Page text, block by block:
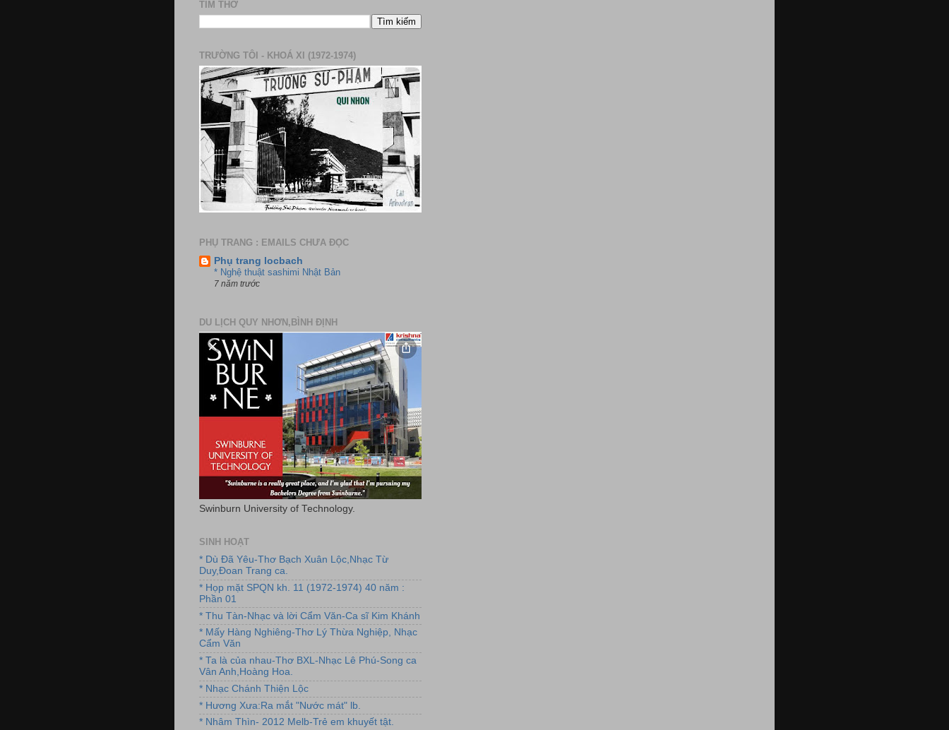
TÌM THƠ
TRƯỜNG TÔI - KHOÁ XI (1972-1974)
PHỤ TRANG : EMAILS CHƯA ĐỌC
Phụ trang locbach
* Nghệ thuật sashimi Nhật Bản
7 năm trước
DU LỊCH QUY NHƠN,BÌNH ĐỊNH
Swinburn University of Technology.
SINH HOẠT
* Dù Đã Yêu-Thơ Bạch Xuân Lộc,Nhạc Từ
Duy,Đoan Trang ca.
* Họp mặt SPQN kh. 11 (1972-1974) 40 năm :
Phần 01
* Thu Tàn-Nhạc và lời Cẩm Văn-Ca sĩ Kim Khánh
* Mấy Hàng Nghiêng-Thơ Lý Thừa Nghiệp, Nhạc
Cẩm Văn
* Ta là của nhau-Thơ BXL-Nhạc Lê Phú-Song ca
Vân Anh,Hoàng Hoa.
* Nhạc Chánh Thiện Lộc
* Hương Xưa:Ra mắt "Nước mát" lb.
* Nhâm Thìn- 2012 Melb-Trẻ em khuyết tật.